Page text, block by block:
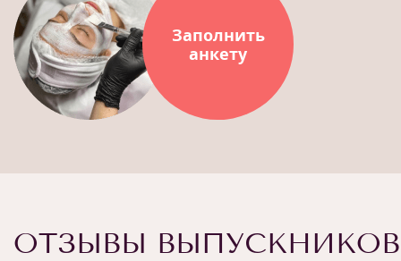
Заполнить
анкету
ОТЗЫВЫ ВЫПУСКНИКОВ